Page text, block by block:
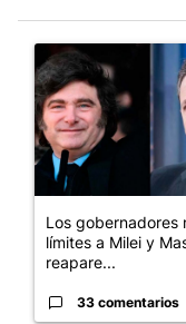
Un artículo de
Los gobernadores
límites a Milei y
reapare...
33 comentarios